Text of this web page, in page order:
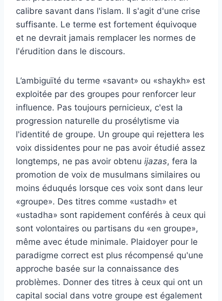
calibre savant dans l'islam. Il s'agit d'une crise
suffisante. Le terme est fortement équivoque
et ne devrait jamais remplacer les normes de
l'érudition dans le discours.
L’ambiguïté du terme «savant» ou «shaykh» est
exploitée par des groupes pour renforcer leur
influence. Pas toujours pernicieux, c'est la
progression naturelle du prosélytisme via
l'identité de groupe. Un groupe qui rejettera les
voix dissidentes pour ne pas avoir étudié assez
longtemps, ne pas avoir obtenu ijazas, fera la
promotion de voix de musulmans similaires ou
moins éduqués lorsque ces voix sont dans leur
«groupe». Des titres comme «ustadh» et
«ustadha» sont rapidement conférés à ceux qui
sont volontaires ou partisans du «en groupe»,
même avec étude minimale. Plaidoyer pour le
paradigme correct est plus récompensé qu'une
approche basée sur la connaissance des
problèmes. Donner des titres à ceux qui ont un
capital social dans votre groupe est également